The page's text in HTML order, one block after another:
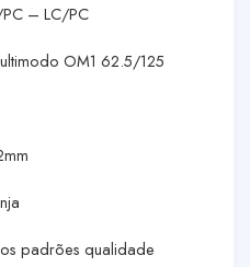
– LC/PC
OM1 62.5/125
padrões qualidade